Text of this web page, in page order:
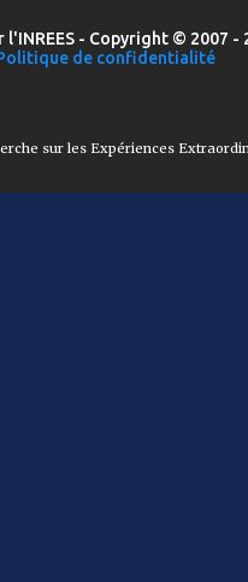
- Copyright © 2007
de confidentialité
sur les Expériences